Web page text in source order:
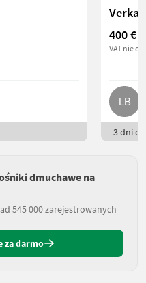
400 €
VAT nie
3 dni
dmuchawe na
545 000 zarejestrowanych
za darmo